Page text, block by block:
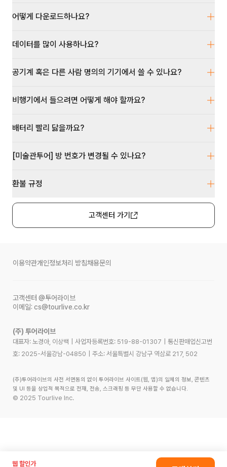
어떻게 다운로드하나요?
데이터를 많이 사용하나요?
공기계 혹은 다른 사람 명의의 기기에서 쓸 수 있나요?
비행기에서 들으려면 어떻게 해야 할까요?
배터리 빨리 닳을까요?
[미술관투어] 방 번호가 변경될 수 있나요?
환불 규정
고객센터 가기
이용약관개인정보처리 방침채용문의
고객센터 @투어라이브
이메일: cs@tourlive.co.kr
(주) 투어라이브
대표자: 노경아, 이상백 사업자등록번호: 519-88-01307
통신판매업신고번
호: 2025-서울강남-04850 주소: 서울특별시 강남구 역삼로 217, 502
(주)투어라이브의 사전 서면동의 없이 투어라이브 사이트(웹, 앱)의 일체의 정보, 콘텐츠
및 UI 등을 상업적 목적으로 전재, 전송, 스크래핑 등 무단 사용할 수 없습니다.
© 2025 Tourlive Inc.
웹 할인가